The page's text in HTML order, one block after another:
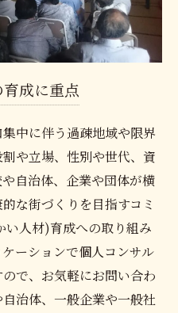
成に重点
中に伴う過疎地域や限界
や立場、性別や世代、資
自治体、企業や団体が横
な街づくりを目指すコミ
い人材)育成への取り組み
ーションで個人コンサル
で、お気軽にお問い合わ
治体、一般企業や一般社